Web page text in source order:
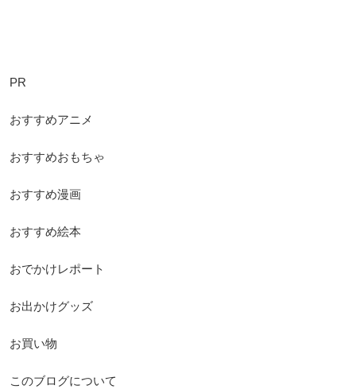
PR
おすすめアニメ
おすすめおもちゃ
おすすめ漫画
おすすめ絵本
おでかけレポート
お出かけグッズ
お買い物
このブログについて